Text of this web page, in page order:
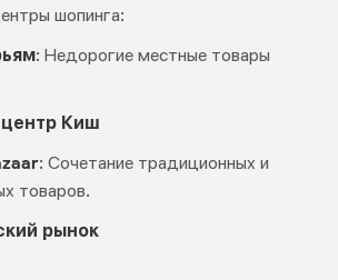
шопинга:
: Недорогие местные товары
Киш
: Сочетание традиционных и
товаров.
рынок